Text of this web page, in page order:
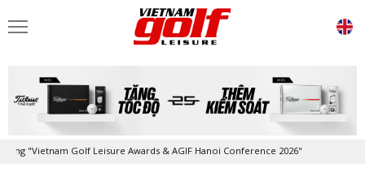
Golf Leisure Awards & AGIF Hanoi Conference 2026"